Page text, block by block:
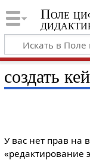
Поле
создать
У вас нет прав на
«редактирование